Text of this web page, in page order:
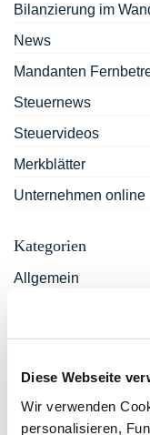
Diese Webseite
Wir verwenden
personalisieren,
Bilanzierung im
News
Mandanten
Steuernews
Steuervideos
Merkblätter
Unternehmen online
Kategorien
Allgemein
Februar 2023